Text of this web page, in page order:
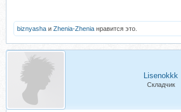
biznyasha и Zhenia-Zhenia нравится это.
Lisenokkk
Складчик